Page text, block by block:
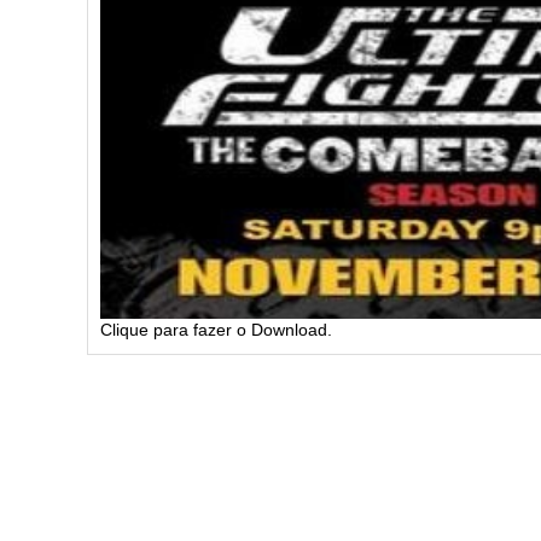
Clique para fazer o Download.